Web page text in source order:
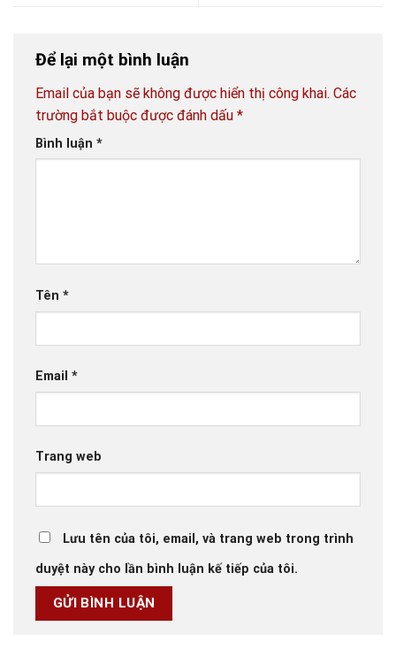
Để lại một bình luận
Email của bạn sẽ không được hiển thị công khai. Các
trường bắt buộc được đánh dấu *
Bình luận *
Tên *
Email *
Trang web
Lưu tên của tôi, email, và trang web trong trình
duyệt này cho lần bình luận kế tiếp của tôi.